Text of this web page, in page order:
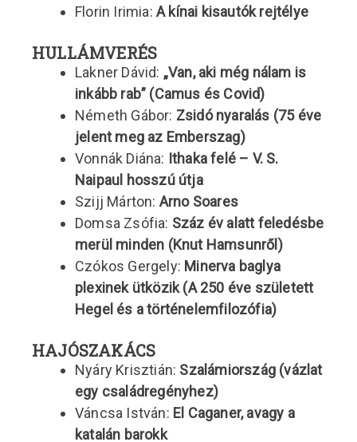
Florin Irimia: A kínai kisautók rejtélye
HULLÁMVERÉS
Lakner Dávid: „Van, aki még nálam is
inkább rab” (Camus és Covid)
Németh Gábor: Zsidó nyaralás (75 éve
jelent meg az Emberszag)
Vonnák Diána: Ithaka felé – V. S.
Naipaul hosszú útja
Szijj Márton: Arno Soares
Domsa Zsófia: Száz év alatt feledésbe
merül minden (Knut Hamsunről)
Czókos Gergely: Minerva baglya
plexinek ütközik (A 250 éve született
Hegel és a történelemfilozófia)
HAJÓSZAKÁCS
Nyáry Krisztián: Szalámiország (vázlat
egy családregényhez)
Váncsa István: El Caganer, avagy a
katalán barokk